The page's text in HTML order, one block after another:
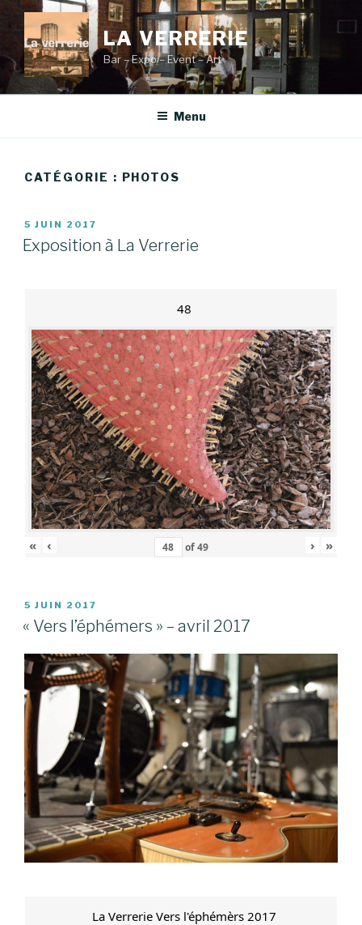
contenu
principal
LA VERRERIE
Bar – Expo – Event – Art
Menu
CATÉGORIE : PHOTOS
PUBLIÉ
LE
5 JUIN 2017
Exposition à La Verrerie
48
« ‹ of49 › »
PUBLIÉ
LE
5 JUIN 2017
« Vers l’éphémers » – avril 2017
La Verrerie Vers l'éphémèrs 2017